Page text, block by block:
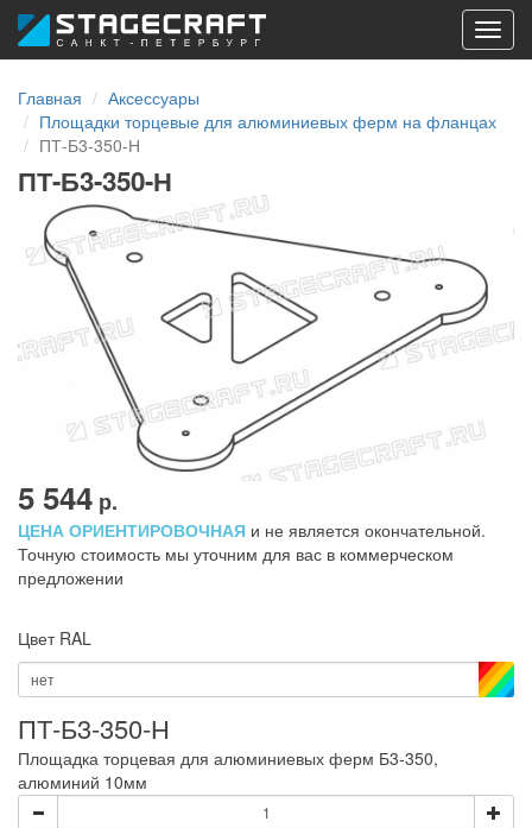
Главная
Аксессуары
Площадки торцевые для алюминиевых ферм на фланцах
ПТ-Б3-350-Н
ПТ-Б3-350-Н
5 544 р.
ЦЕНА ОРИЕНТИРОВОЧНАЯ и не является окончательной.
Точную стоимость мы уточним для вас в коммерческом
предложении
Цвет RAL
нет
ПТ-Б3-350-Н
Площадка торцевая для алюминиевых ферм Б3-350,
алюминий 10мм